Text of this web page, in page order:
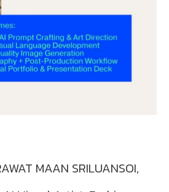
MAAN SRILUANSOI,